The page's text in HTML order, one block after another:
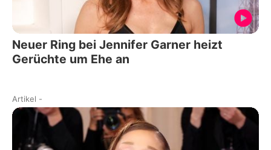
Neuer Ring bei Jennifer Garner heizt
Gerüchte um Ehe an
Artikel -